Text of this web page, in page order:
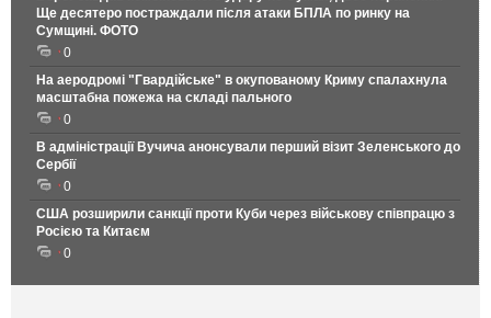
Ще десятеро постраждали після атаки БПЛА по ринку на
Сумщині. ФОТО
0
На аеродромі "Гвардійське" в окупованому Криму спалахнула
масштабна пожежа на складі пального
0
В адміністрації Вучича анонсували перший візит Зеленського до
Сербії
0
США розширили санкції проти Куби через військову співпрацю з
Росією та Китаєм
0